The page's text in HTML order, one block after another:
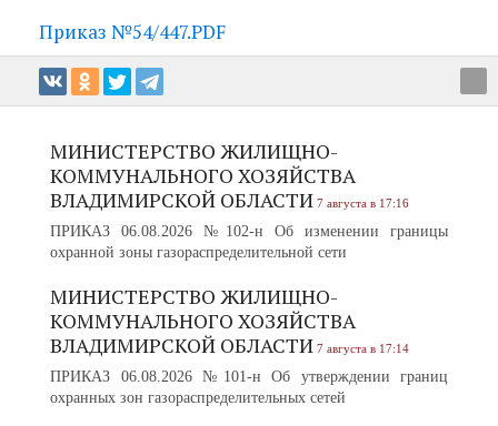
Приказ №54/447.PDF
МИНИСТЕРСТВО ЖИЛИЩНО-
КОММУНАЛЬНОГО ХОЗЯЙСТВА
ВЛАДИМИРСКОЙ ОБЛАСТИ 7 августа в 17:16
ПРИКАЗ 06.08.2026 №102-н Об изменении границы
охранной зоны газораспределительной сети
МИНИСТЕРСТВО ЖИЛИЩНО-
КОММУНАЛЬНОГО ХОЗЯЙСТВА
ВЛАДИМИРСКОЙ ОБЛАСТИ 7 августа в 17:14
ПРИКАЗ 06.08.2026 №101-н Об утверждении границ
охранных зон газораспределительных сетей